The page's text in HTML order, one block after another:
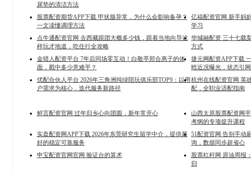
尿垫的清洁方法
股票配资期货APP下载 甲状腺异常，为什么会影响备孕？
一文读懂调理方法
亿福配资官网 新手妈
学习
点牛通配资官网 去西藏跟团大概多少钱，跟着当地向导这
样玩才地道，吃住行全攻略
华城融配资 三十七载
方式
金猎人配资平台 7年后同场零互动！白敬亭郑合惠子的体
面，戳中多少意难平？
捷元网配资APP下载
晗近况曝光，状态引
优配合伙人平台 2026年三角洲纯绿陪玩俱乐部TOP9：以用
户需求为核心，迭代服务新路径
杭州在线配资官网 英
配，全职业适配指南
鲜言配资官网 过年归乡心向团圆，新年常开心
山西太原股票配资网
考纲的专项提升课程
实盘配资网APP下载 2026年东莞研究生留学中介，提供最
好的稳定可靠服务
51配资官网 告别手动
询，数据同步超省心
申宝配资官网官网 验证台的算术
股票杠杆网 原油周报
归